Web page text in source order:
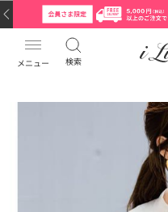
メニュー 検索